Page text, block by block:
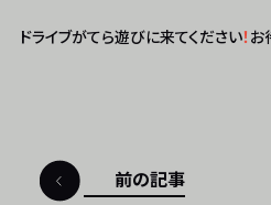
ドライブがてら遊びに来てください！ お
前の記事